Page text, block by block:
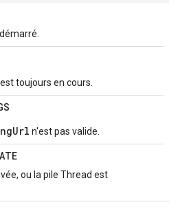
toujours en cours.
n'est pas valide.
ou la pile Thread est